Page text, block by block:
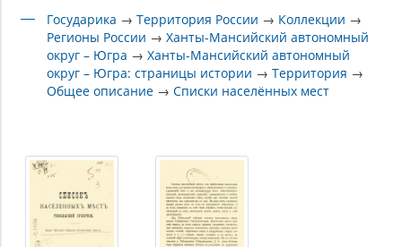
Государика →Территория России → Коллекции →
Регионы России →Ханты-Мансийский автономный
округ – Югра →Ханты-Мансийский автономный
округ – Югра: страницы истории →Территория →
Общее описание →Списки населённых мест